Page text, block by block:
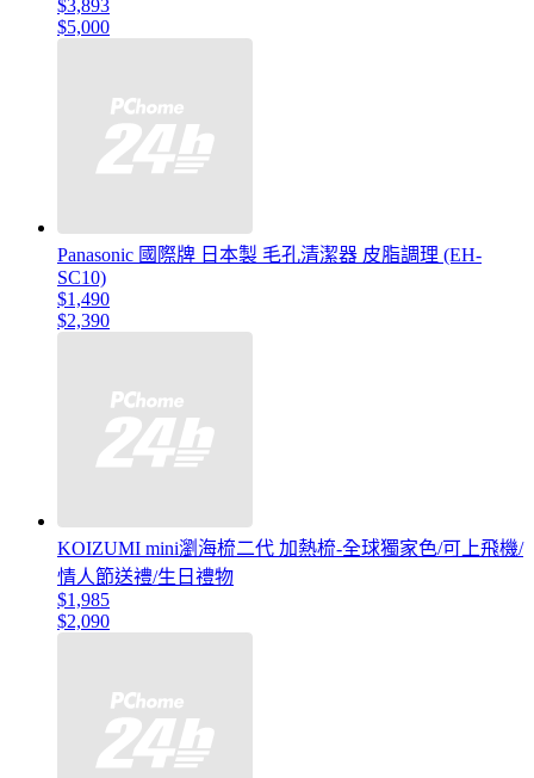
$3,893
$5,000
Panasonic 國際牌 日本製 毛孔清潔器 皮脂調理 (EH-
SC10)
$1,490
$2,390
KOIZUMI mini瀏海梳二代 加熱梳-全球獨家色/可上飛機/
情人節送禮/生日禮物
$1,985
$2,090